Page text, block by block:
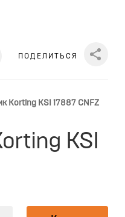
Share
ПОДЕЛИТЬСЯ
Korting KSI 17887 CNFZ
KSI